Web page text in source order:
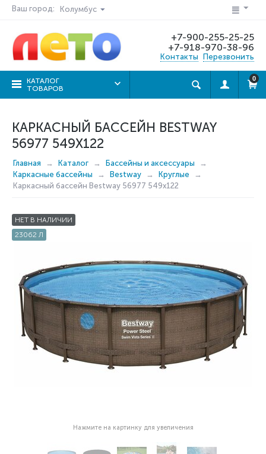
Ваш город: Колумбус
+7-900-255-25-25
+7-918-970-38-96
Контакты Перезвонить
КАТАЛОГ
ТОВАРОВ
0
КАРКАСНЫЙ БАССЕЙН BESTWAY
56977 549X122
Главная Каталог
Бассейны и аксессуары
Каркасные бассейны
Bestway
Круглые
Каркасный бассейн Bestway 56977 549x122
НЕТ В НАЛИЧИИ
23062 Л
Нажмите на картинку для увеличения